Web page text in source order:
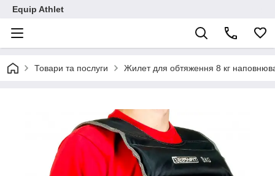
Equip Athlet
Товари та послуги Жилет для обтяження 8 кг